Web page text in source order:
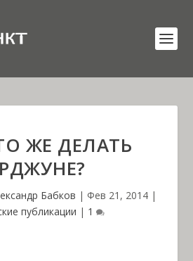
ЖЕ ДЕЛАТЬ
Бабков | Фев 21, 2014 |
публикации | 1